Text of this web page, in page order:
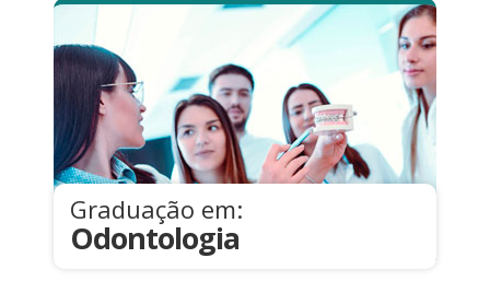
Graduação em:
Odontologia